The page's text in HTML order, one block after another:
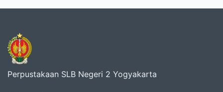
Perpustakaan SLB Negeri 2 Yogyakarta